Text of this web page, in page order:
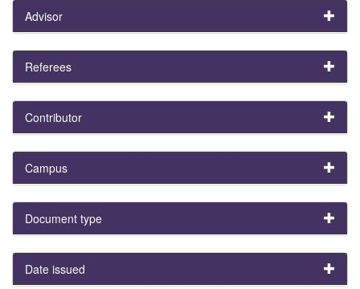
Advisor
Referees
Contributor
Campus
Document type
Date issued